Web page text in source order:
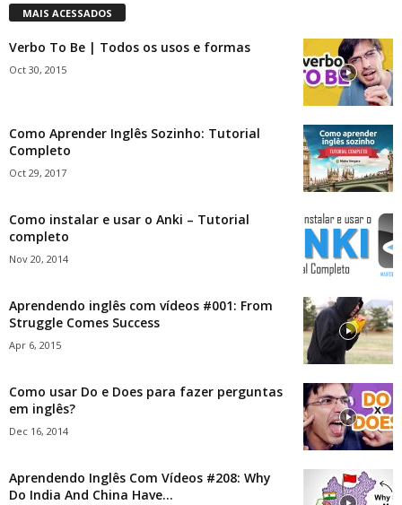
MAIS ACESSADOS
Verbo To Be | Todos os usos e formas
Oct 30, 2015
Como Aprender Inglês Sozinho: Tutorial
Completo
Oct 29, 2017
Como instalar e usar o Anki – Tutorial
completo
Nov 20, 2014
Aprendendo inglês com vídeos #001: From
Struggle Comes Success
Apr 6, 2015
Como usar Do e Does para fazer perguntas
em inglês?
Dec 16, 2014
Aprendendo Inglês Com Vídeos #208: Why
Do India And China Have...